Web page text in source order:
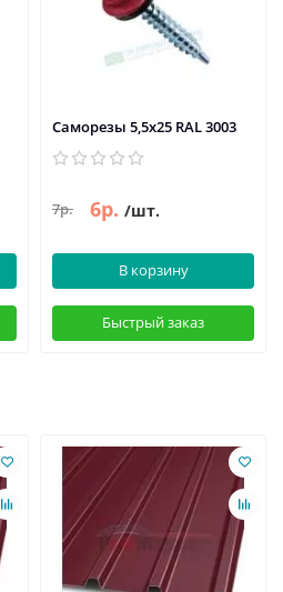
Саморезы 5,5х25 RAL 3003
7р. 6р. /шт.
В корзину
Быстрый заказ